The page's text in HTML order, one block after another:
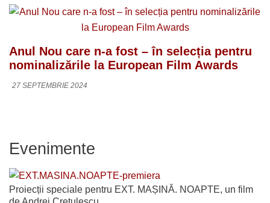
Anul Nou care n-a fost – în selecția pentru
nominalizările la European Film Awards
27 SEPTEMBRIE 2024
Evenimente
Proiecții speciale pentru EXT. MAȘINĂ. NOAPTE, un film